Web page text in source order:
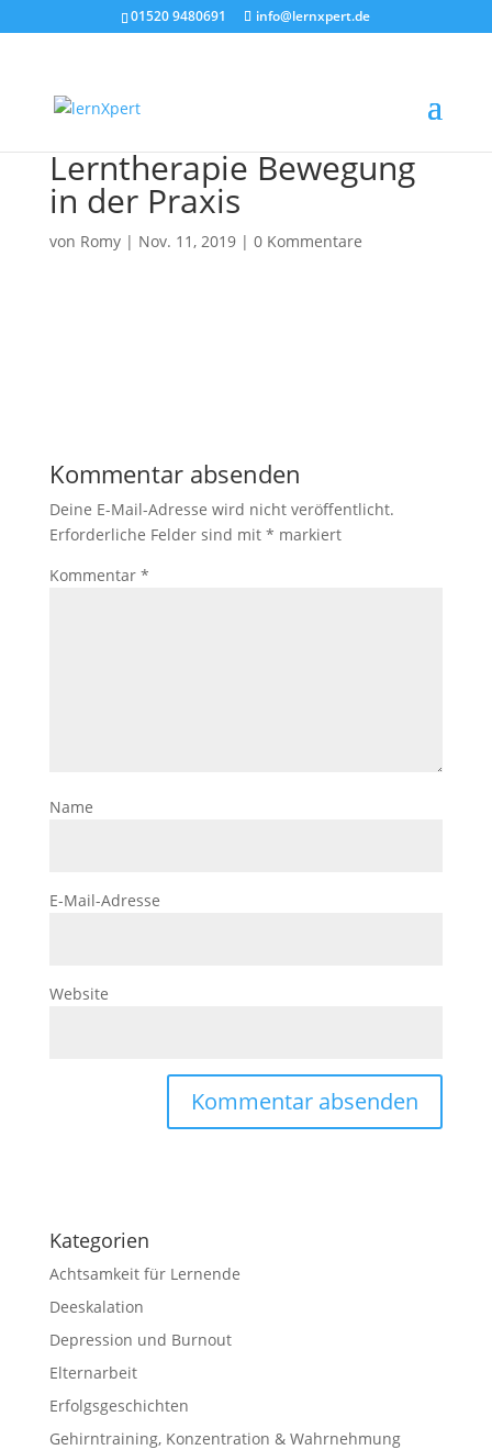
01520 9480691 info@lernxpert.de
Lerntherapie Bewegung
in der Praxis
von Romy| Nov. 11, 2019| 0 Kommentare
Kommentar absenden
Deine E-Mail-Adresse wird nicht veröffentlicht.
Erforderliche Felder sind mit * markiert
Kommentar *
Name
E-Mail-Adresse
Website
Kategorien
Achtsamkeit für Lernende
Deeskalation
Depression und Burnout
Elternarbeit
Erfolgsgeschichten
Gehirntraining, Konzentration & Wahrnehmung